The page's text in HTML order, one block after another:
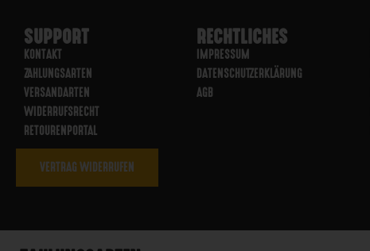
SUPPORT
KONTAKT
ZAHLUNGSARTEN
VERSANDARTEN
WIDERRUFSRECHT
RETOURENPORTAL
RECHTLICHES
IMPRESSUM
DATENSCHUTZERKLÄRUNG
AGB
VERTRAG WIDERRUFEN